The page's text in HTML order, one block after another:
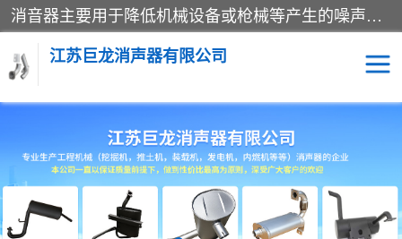
消音器主要用于降低机械设备或枪械等产生的噪声。它通过阻尼或增加排气面积来降低排气速度和功率，从而降低噪声。常见的消音器类型包括阻性消声器、抗性消声器、共振消声器以及阻抗复合式消声器等。这些消音器各有特点，适用于不同频率的噪声消除。
江苏巨龙消声器有限公司
消声器